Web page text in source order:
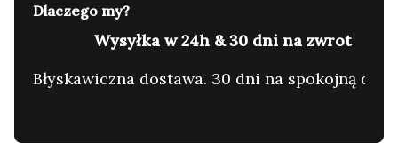
Dlaczego my?
60 lat tradycji & 4.7/5 ⭐ w Google
Rodzinna pracownia. Zaufanie setek klientów.